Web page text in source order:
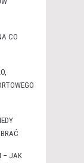
CO
– JAK